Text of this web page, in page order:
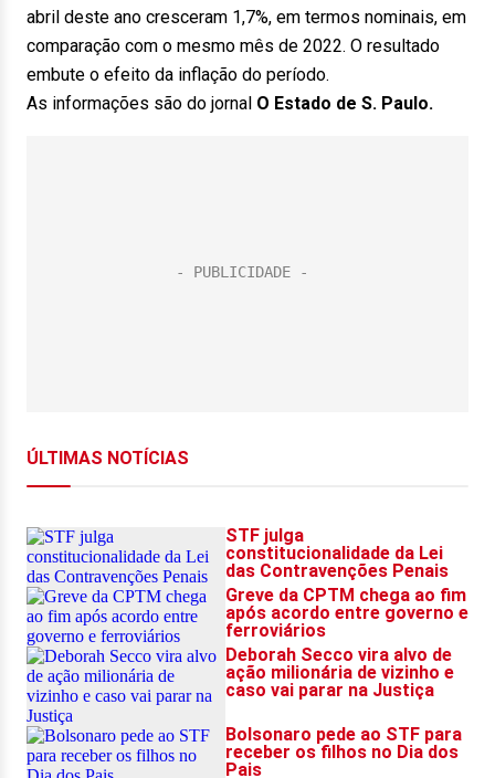
abril deste ano cresceram 1,7%, em termos nominais, em
comparação com o mesmo mês de 2022. O resultado
embute o efeito da inflação do período.
As informações são do jornal O Estado de S. Paulo.